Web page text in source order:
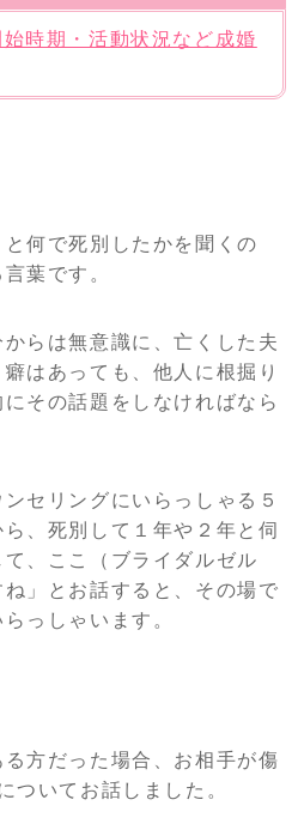
時期・活動状況など成婚
と何で死別したかを聞くの
葉です。
らは無意識に、亡くした夫
はあっても、他人に根掘り
その話題をしなければなら
セリングにいらっしゃる５
、死別して１年や２年と伺
、ここ（ブライダルゼル
」とお話すると、その場で
っしゃいます。
方だった場合、お相手が傷
ついてお話しました。